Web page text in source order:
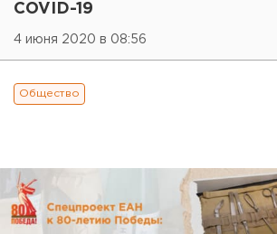
COVID-19
4 июня 2020 в 08:56
Общество